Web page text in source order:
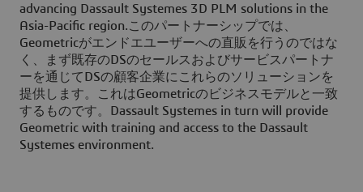
advancing Dassault Systemes 3D PLM solutions in the
Asia-Pacific region.このパートナーシップでは、
Geometricがエンドエユーザーへの直販を行うのではな
く、まず既存のDSのセールスおよびサービスパートナ
ーを通じてDSの顧客企業にこれらのソリューションを
提供します。これはGeometricのビジネスモデルと一致
するものです。Dassault Systemes in turn will provide
Geometric with training and access to the Dassault
Systemes environment.